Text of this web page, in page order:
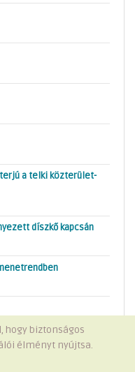
a telki közterület-
díszkő kapcsán
Önkormányzata
hogy biztonságos
élményt nyújtsa.